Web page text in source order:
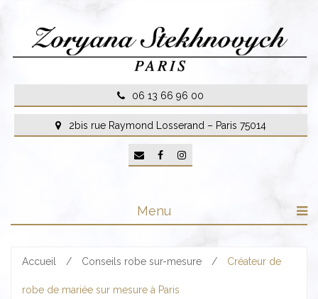
content
06 13 66 96 00
2bis rue Raymond Losserand – Paris 75014
Menu
Accueil / Conseils robe sur-mesure / Créateur de
robe de mariée sur mesure à Paris